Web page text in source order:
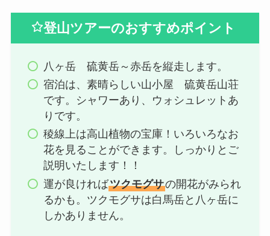
登山ツアーのおすすめポイント
八ヶ岳 硫黄岳～赤岳を縦走します。
宿泊は、素晴らしい山小屋 硫黄岳山荘
です。シャワーあり、ウォシュレットあ
りです。
稜線上は高山植物の宝庫！いろいろなお
花を見ることができます。しっかりとご
説明いたします！！
運が良ければツクモグサの開花がみられ
るかも。ツクモグサは白馬岳と八ヶ岳に
しかありません。